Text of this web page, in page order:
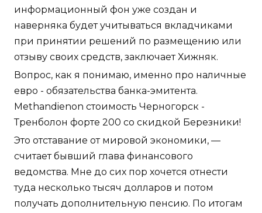
информационный фон уже создан и
наверняка будет учитываться вкладчиками
при принятии решений по размещению или
отзыву своих средств, заключает Хижняк.
Вопрос, как я понимаю, именно про наличные
евро - обязательства банка-эмитента.
Methandienon стоимость Черногорск -
Тренболон форте 200 со скидкой Березники!
Это отставание от мировой экономики, —
считает бывший глава финансового
ведомства. Мне до сих пор хочется отнести
туда несколько тысяч долларов и потом
получать дополнительную пенсию. По итогам